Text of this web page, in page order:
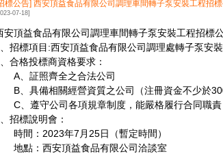
標公告] 西安頂益食品有限公司調理車間轉子泵安裝工程招
07-18]
安頂益食品有限公司調理車間轉子泵安裝工程招標
、招標項目 :西安頂益食品有限公司調理處轉子泵安
、合格投標商資格要求：
A 、証照齊全之合法公司
B 、具備相關經營資質之公司（注冊資金不少於
C 、遵守公司各項規章制度，能嚴格履行合同職責
、招標說明會：
時間： 2023年7 月 25日（暫定時間）
地點：西安頂益食品有限公司洽談室